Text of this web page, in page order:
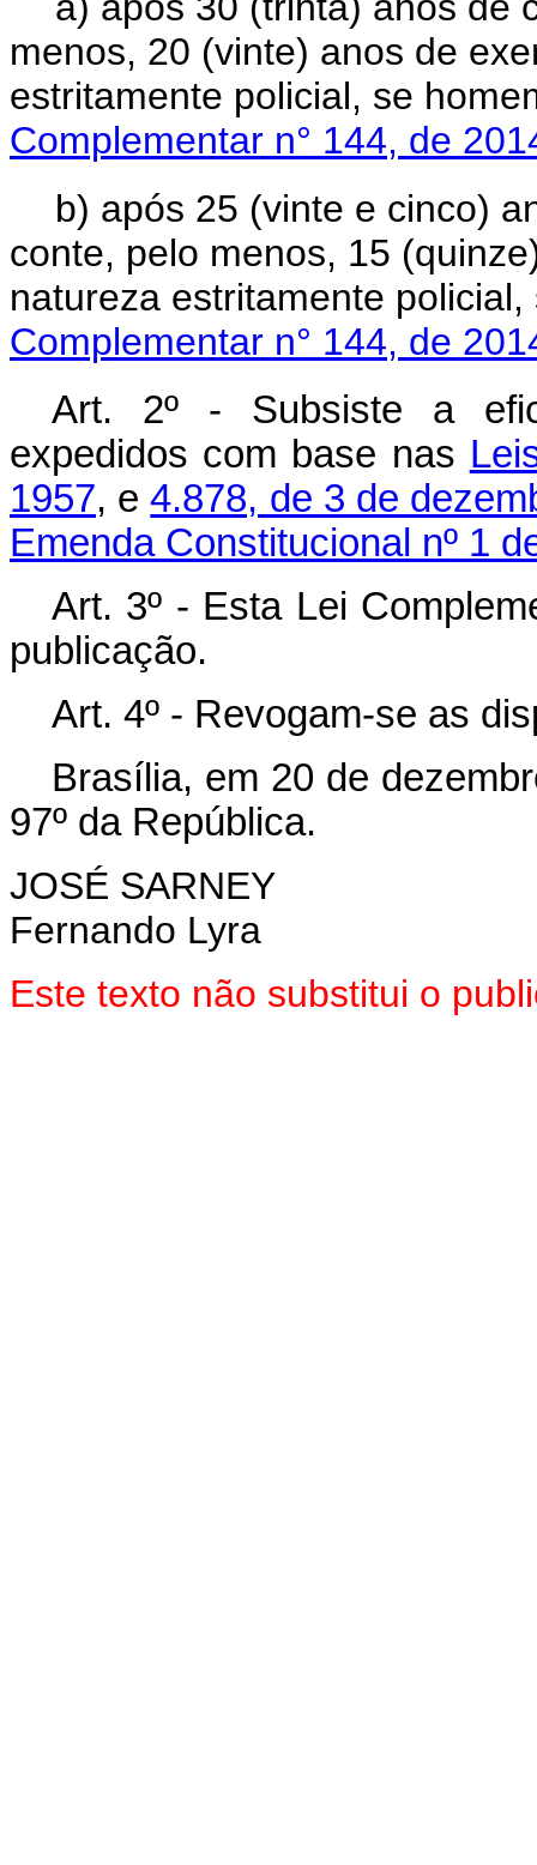
menos, 20 (vinte) anos de
estritamente policial, se
Complementar n° 144, de
b) após 25 (vinte e cinco)
conte, pelo menos, 15
natureza estritamente
Complementar n° 144, de
Art. 2º - Subsiste a
expedidos com base nas
1957, e4.878, de 3 de
Emenda Constitucional nº 1
Art. 3º - Esta Lei
publicação.
Art. 4º - Revogam-se as
Brasília, em 20 de
97º da República.
JOSÉ SARNEY
Fernando Lyra
Este texto não substitui o